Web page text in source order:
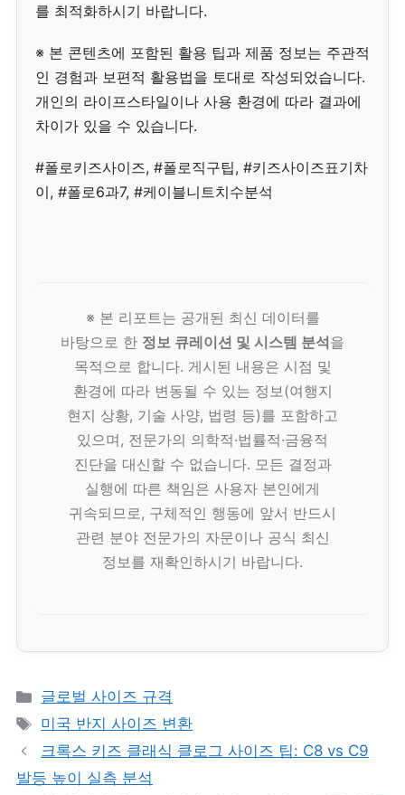
를 최적화하시기 바랍니다.
※ 본 콘텐츠에 포함된 활용 팁과 제품 정보는 주관적
인 경험과 보편적 활용법을 토대로 작성되었습니다.
개인의 라이프스타일이나 사용 환경에 따라 결과에
차이가 있을 수 있습니다.
#폴로키즈사이즈, #폴로직구팁, #키즈사이즈표기차
이, #폴로6과7, #케이블니트치수분석
※ 본 리포트는 공개된 최신 데이터를
바탕으로 한 정보 큐레이션 및 시스템 분석을
목적으로 합니다. 게시된 내용은 시점 및
환경에 따라 변동될 수 있는 정보(여행지
현지 상황, 기술 사양, 법령 등)를 포함하고
있으며, 전문가의 의학적·법률적·금융적
진단을 대신할 수 없습니다. 모든 결정과
실행에 따른 책임은 사용자 본인에게
귀속되므로, 구체적인 행동에 앞서 반드시
관련 분야 전문가의 자문이나 공식 최신
정보를 재확인하시기 바랍니다.
카
테
리
글로벌 사이즈 규격
태
그
미국 반지 사이즈 변환
크록스 키즈 클래식 클로그 사이즈 팁: C8 vs C9
발등 높이 실측 분석